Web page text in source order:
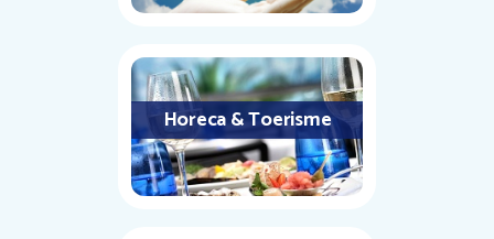
Horeca & Toerisme